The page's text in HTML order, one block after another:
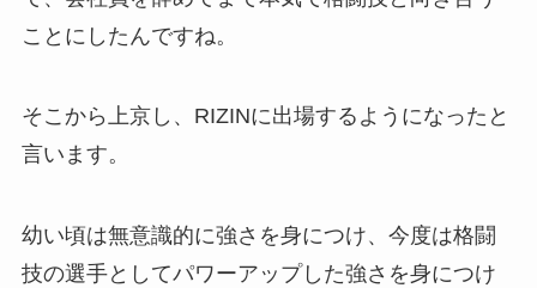
ことにしたんですね。
そこから上京し、RIZINに出場するようになったと
言います。
幼い頃は無意識的に強さを身につけ、今度は格闘
技の選手としてパワーアップした強さを身につけ